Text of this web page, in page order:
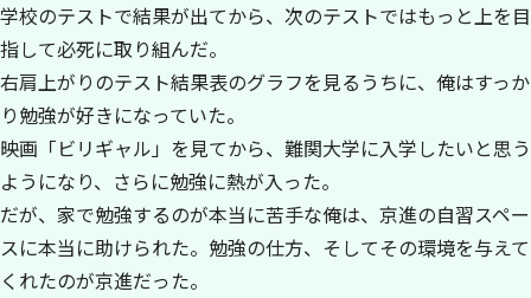
学校のテストで結果が出てから、次のテストではもっと上を目
指して必死に取り組んだ。
右肩上がりのテスト結果表のグラフを見るうちに、俺はすっか
り勉強が好きになっていた。
映画「ビリギャル」を見てから、難関大学に入学したいと思う
ようになり、さらに勉強に熱が入った。
だが、家で勉強するのが本当に苦手な俺は、京進の自習スペー
スに本当に助けられた。勉強の仕方、そしてその環境を与えて
くれたのが京進だった。